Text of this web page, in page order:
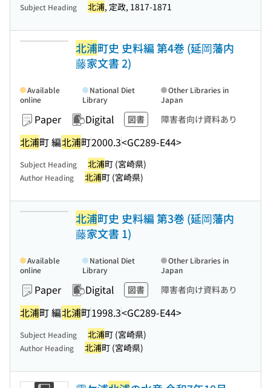
Subject Heading 北浦, 定政, 1817-1871
北浦町史 史料編 第4巻 (延岡藩内
藤家文書 2)
Paper Digital 図書 障害者向け資料あり
北浦町 編北浦町2000.3<GC289-E44>
Available
online
National Diet
Library
Other Libraries in
Japan
Subject Heading 北浦町 (宮崎県)
Author Heading 北浦町 (宮崎県)
北浦町史 史料編 第3巻 (延岡藩内
藤家文書 1)
Paper Digital 図書 障害者向け資料あり
北浦町 編北浦町1998.3<GC289-E44>
Available
online
National Diet
Library
Other Libraries in
Japan
Subject Heading 北浦町 (宮崎県)
Author Heading 北浦町 (宮崎県)